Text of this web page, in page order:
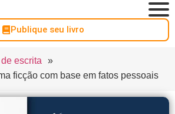
Publique seu livro
escrita
»
ficção com base em fatos pessoais